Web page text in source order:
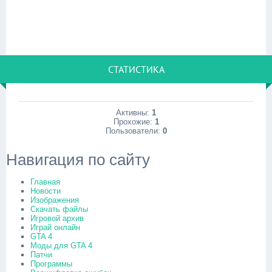
СТАТИСТИКА
Активны: 1
Прохожие: 1
Пользователи: 0
Навигация по сайту
Главная
Новости
Изображения
Скачать файлы
Игровой архив
Играй онлайн
GTA 4
Моды для GTA 4
Патчи
Программы